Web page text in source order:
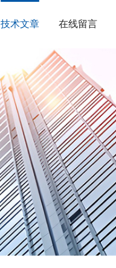
技术文章 在线留言